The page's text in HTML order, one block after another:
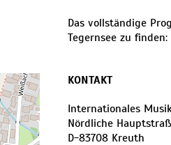
Das vollständige
Tegernsee zu finden:
KONTAKT
Internationales
Nördliche
D-83708 Kreuth